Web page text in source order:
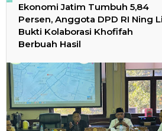
Ekonomi Jatim Tumbuh 5,84
Persen, Anggota DPD RI Ning
Bukti Kolaborasi Khofifah
Berbuah Hasil